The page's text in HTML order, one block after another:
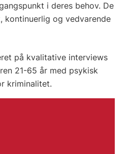
i deres behov. De
kontinuerlig og vedvarende
på kvalitative interviews
21-65 år med psykisk
kriminalitet.